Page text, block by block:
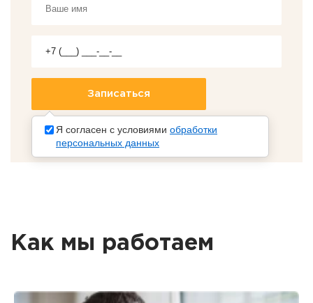
Как мы работаем
Я согласен с условиями обработки
персональных данных